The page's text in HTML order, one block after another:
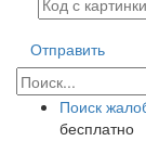
Отправить
Поиск
бесплатно